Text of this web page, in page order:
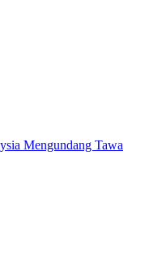
Mengundang Tawa